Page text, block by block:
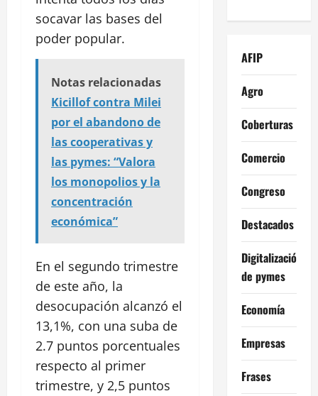
socavar las bases del
poder popular.
Notas relacionadas
Kicillof contra Milei
por el abandono de
las cooperativas y
las pymes: “Valora
los monopolios y la
concentración
económica”
En el segundo trimestre
de este año, la
desocupación alcanzó el
13,1%, con una suba de
2.7 puntos porcentuales
respecto al primer
trimestre, y 2,5 puntos
AFIP
Agro
Coberturas
Comercio
Congreso
Destacados
Digitalización
de pymes
Economía
Empresas
Frases